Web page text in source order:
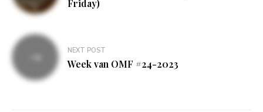
Friday)
NEXT POST
Week van OMF #24-2023